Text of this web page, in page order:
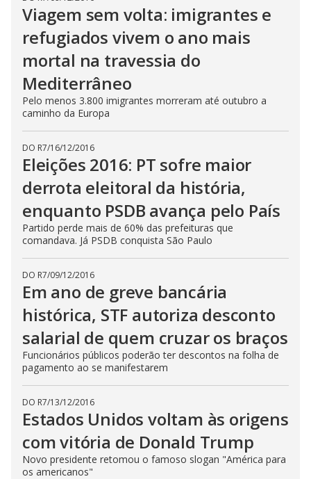
Viagem sem volta: imigrantes e
refugiados vivem o ano mais
mortal na travessia do
Mediterrâneo
Pelo menos 3.800 imigrantes morreram até outubro a
caminho da Europa
DO R7/16/12/2016
Eleições 2016: PT sofre maior
derrota eleitoral da história,
enquanto PSDB avança pelo País
Partido perde mais de 60% das prefeituras que
comandava. Já PSDB conquista São Paulo
DO R7/09/12/2016
Em ano de greve bancária
histórica, STF autoriza desconto
salarial de quem cruzar os braços
Funcionários públicos poderão ter descontos na folha de
pagamento ao se manifestarem
DO R7/13/12/2016
Estados Unidos voltam às origens
com vitória de Donald Trump
Novo presidente retomou o famoso slogan "América para
os americanos"